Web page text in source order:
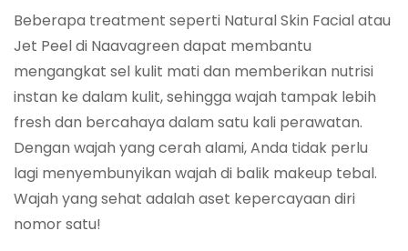
Beberapa treatment seperti Natural Skin Facial atau
Jet Peel di Naavagreen dapat membantu
mengangkat sel kulit mati dan memberikan nutrisi
instan ke dalam kulit, sehingga wajah tampak lebih
fresh dan bercahaya dalam satu kali perawatan.
Dengan wajah yang cerah alami, Anda tidak perlu
lagi menyembunyikan wajah di balik makeup tebal.
Wajah yang sehat adalah aset kepercayaan diri
nomor satu!